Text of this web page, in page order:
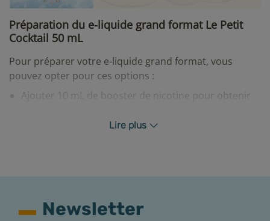
Préparation du e-liquide grand format Le Petit
Cocktail 50 mL
Pour préparer votre e-liquide grand format, vous
pouvez opter pour ces options :
Ajouter 10 mL de booster de nicotine pour obtenir
Ajouter 20 mL de booster de nicotine pour obtenir
recommandons de laisser reposer votre e-liquide
Lire plus
Newsletter